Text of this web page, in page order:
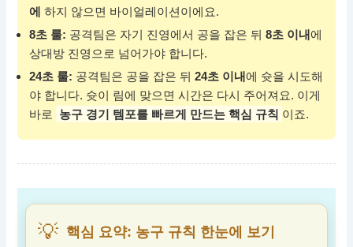
에 하지 않으면 바이얼레이션이에요.
8초 룰: 공격팀은 자기 진영에서 공을 잡은 뒤8초 이내에
상대방 진영으로 넘어가야 합니다.
24초 룰: 공격팀은 공을 잡은 뒤24초 이내에 슛을 시도해
야 합니다. 슛이 림에 맞으면 시간은 다시 주어져요. 이게
바로
농구 경기 템포를 빠르게 만드는 핵심 규칙 이죠.
💡 핵심 요약: 농구 규칙 한눈에 보기